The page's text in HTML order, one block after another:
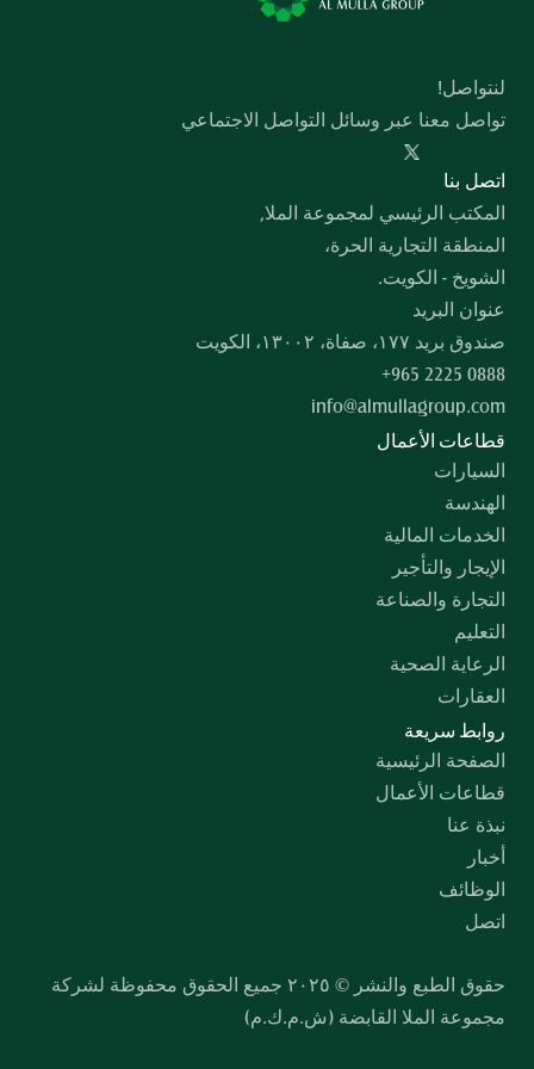
لنتواصل!
تواصل معنا عبر وسائل التواصل الاجتماعي
  اﺗﺼﻞ ﺑﻨﺎ
المكتب الرئيسي لمجموعة الملا,
المنطقة التجارية الحرة،
الشويخ - الكويت.
عنوان البريد
صندوق بريد ۱۷۷، صفاة، ۱۳۰۰۲، الكويت
+965 2225 0888
info@almullagroup.com
قطاعات الأعمال
السيارات
الهندسة
الخدمات المالية
الإيجار والتأجير
التجارة والصناعة
التعليم
الرعاية الصحية
العقارات
روابط سريعة
الصفحة الرئيسية
قطاعات الأعمال
نبذة عنا
أخبار
الوظائف
اتصل
مجموعة الملا القابضة (ش.م.ك.م)